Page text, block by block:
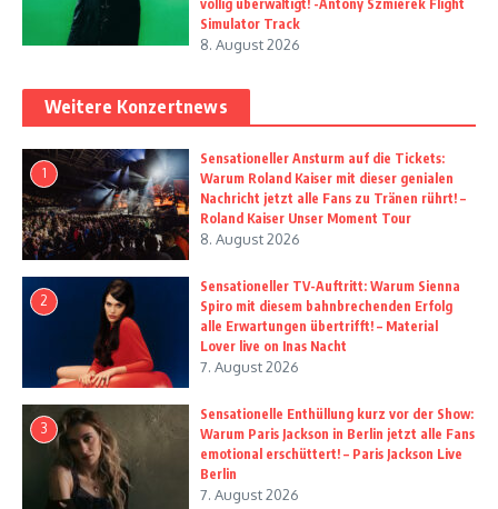
völlig überwältigt! -Antony Szmierek Flight
Simulator Track
8. August 2026
Weitere Konzertnews
1
Sensationeller Ansturm auf die Tickets:
Warum Roland Kaiser mit dieser genialen
Nachricht jetzt alle Fans zu Tränen rührt! –
Roland Kaiser Unser Moment Tour
8. August 2026
2
Sensationeller TV-Auftritt: Warum Sienna
Spiro mit diesem bahnbrechenden Erfolg
alle Erwartungen übertrifft! – Material
Lover live on Inas Nacht
7. August 2026
3
Sensationelle Enthüllung kurz vor der Show:
Warum Paris Jackson in Berlin jetzt alle Fans
emotional erschüttert! – Paris Jackson Live
Berlin
7. August 2026